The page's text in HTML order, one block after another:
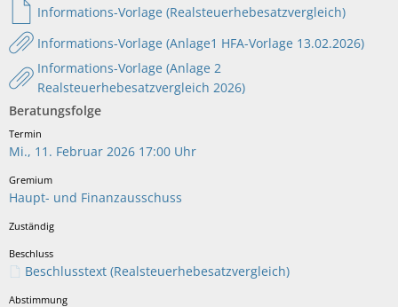
Informations-Vorlage (Realsteuerhebesatzvergleich)
Informations-Vorlage (Anlage1 HFA-Vorlage 13.02.2026)
Informations-Vorlage (Anlage 2
Realsteuerhebesatzvergleich 2026)
Beratungsfolge
Mi., 11. Februar 2026 17:00 Uhr
Haupt- und Finanzausschuss
Beschlusstext (Realsteuerhebesatzvergleich)